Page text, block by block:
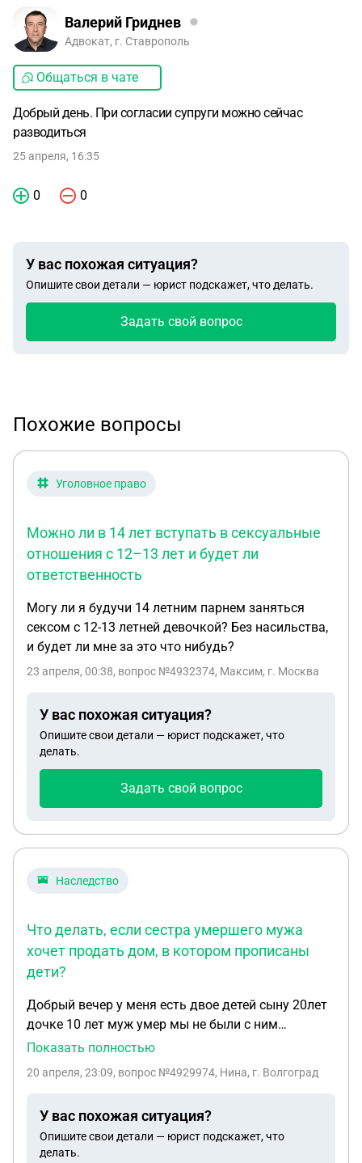
Валерий Гриднев
Адвокат, г. Ставрополь
Общаться в чате
Добрый день. При согласии супруги можно сейчас
разводиться
25 апреля, 16:35
0 0
У вас похожая ситуация?
Опишите свои детали — юрист подскажет, что делать.
Задать свой вопрос
Похожие вопросы
Уголовное право
Можно ли в 14 лет вступать в сексуальные
отношения с 12–13 лет и будет ли
ответственность
Могу ли я будучи 14 летним парнем заняться
сексом с 12-13 летней девочкой? Без насильства,
и будет ли мне за это что нибудь?
23 апреля, 00:38, вопрос №4932374, Максим, г. Москва
У вас похожая ситуация?
Опишите свои детали — юрист подскажет, что
делать.
Задать свой вопрос
Наследство
Что делать, если сестра умершего мужа
хочет продать дом, в котором прописаны
дети?
Добрый вечер у меня есть двое детей сыну 20лет
дочке 10 лет муж умер мы не были с ним
расписаны дети на его фамилии остался дом
которую не кто не когда не видел и вступила в
свекровь умерла и начили вступать в наследство
муж мой и его сестра ему 1/4 ей 1/4 в 2024 году
Показать полностью
20 апреля, 23:09, вопрос №4929974, Нина, г. Волгоград
У вас похожая ситуация?
Опишите свои детали — юрист подскажет, что
делать.